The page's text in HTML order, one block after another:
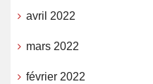
avril 2022
mars 2022
février 2022